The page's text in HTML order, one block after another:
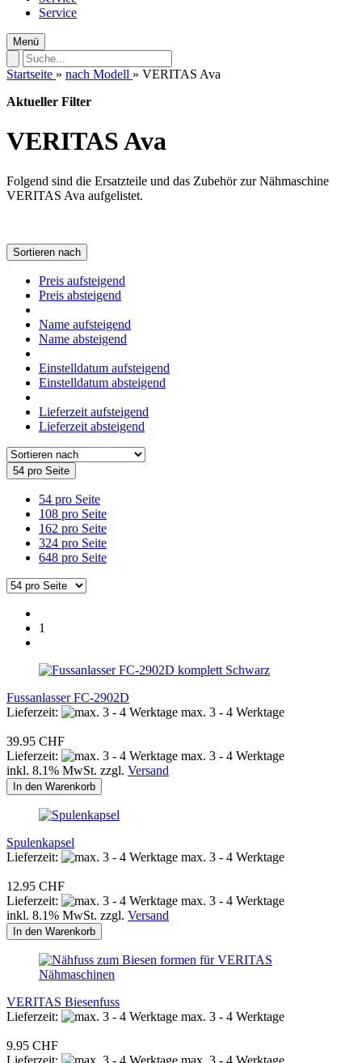
Service
Menü
Startseite » nach Modell » VERITAS Ava
Aktueller Filter
VERITAS Ava
Folgend sind die Ersatzteile und das Zubehör zur Nähmaschine
VERITAS Ava aufgelistet.
Sortieren nach
Preis aufsteigend
Preis absteigend
Name aufsteigend
Name absteigend
Einstelldatum aufsteigend
Einstelldatum absteigend
Lieferzeit aufsteigend
Lieferzeit absteigend
54 pro Seite
54 pro Seite
108 pro Seite
162 pro Seite
324 pro Seite
648 pro Seite
1
Fussanlasser FC-2902D
Lieferzeit:
max. 3 - 4 Werktage
39.95 CHF
Lieferzeit:
max. 3 - 4 Werktage
inkl. 8.1% MwSt. zzgl. Versand
In den Warenkorb
Spulenkapsel
Lieferzeit:
max. 3 - 4 Werktage
12.95 CHF
Lieferzeit:
max. 3 - 4 Werktage
inkl. 8.1% MwSt. zzgl. Versand
In den Warenkorb
VERITAS Biesenfuss
Lieferzeit:
max. 3 - 4 Werktage
9.95 CHF
Lieferzeit:
max. 3 - 4 Werktage